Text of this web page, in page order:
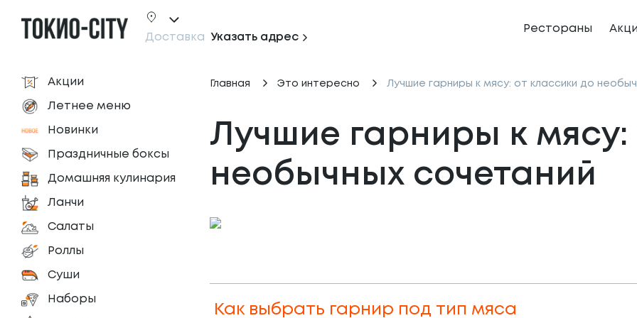
Доставка Указать адрес
Рестораны
Акции
Летнее меню
Новинки
Праздничные боксы
Домашняя кулинария
Ланчи
Салаты
Роллы
Суши
Наборы
Главная Это интересно Лучшие гарниры к мясу: от классики до
Лучшие гарниры к мясу:
необычных сочетаний
Как выбрать гарнир под тип мяса